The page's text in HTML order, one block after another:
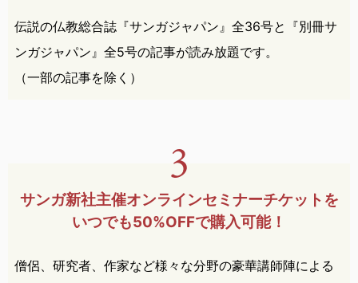
伝説の仏教総合誌『サンガジャパン』全36号と『別冊サ
ンガジャパン』全5号の記事が読み放題です。
（一部の記事を除く）
サンガ新社主催オンラインセミナーチケットを
いつでも50%OFFで購入可能！
僧侶、研究者、作家など様々な分野の豪華講師陣による